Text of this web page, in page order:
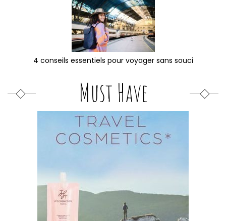
4 conseils essentiels pour voyager sans souci
Must Have